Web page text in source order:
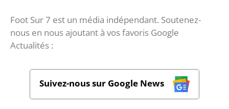
Foot Sur 7 est un média indépendant. Soutenez-
nous en nous ajoutant à vos favoris Google
Actualités :
Suivez-nous sur Google News